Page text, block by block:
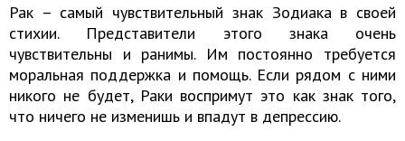
Рак – самый чувствительный знак Зодиака в своей
стихии. Представители этого знака очень
чувствительны и ранимы. Им постоянно требуется
моральная поддержка и помощь. Если рядом с ними
никого не будет, Раки воспримут это как знак того,
что ничего не изменишь и впадут в депрессию.